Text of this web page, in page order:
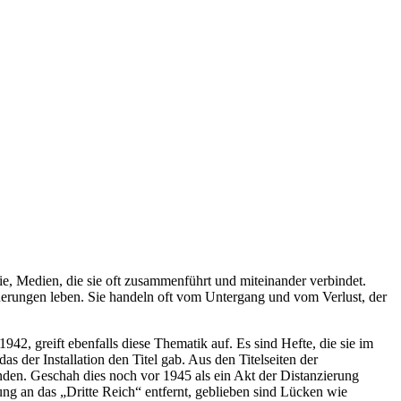
Medien, die sie oft zusammenführt und miteinander verbindet.
leben. Sie handeln oft vom Untergang und vom Verlust, der
greift ebenfalls diese Thematik auf. Es sind Hefte, die sie im
der Installation den Titel gab. Aus den Titelseiten der
Geschah dies noch vor 1945 als ein Akt der Distanzierung
an das „Dritte Reich“ entfernt, geblieben sind Lücken wie